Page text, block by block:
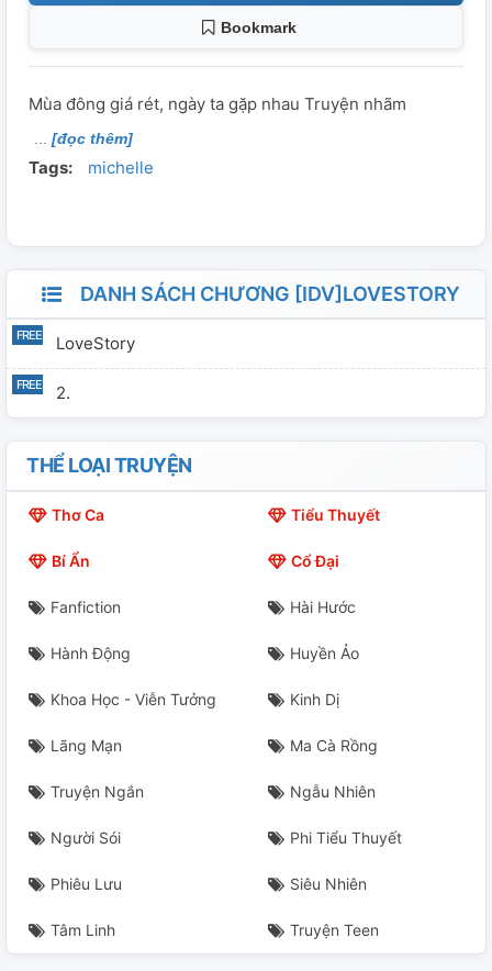
Bookmark
Mùa đông giá rét, ngày ta gặp nhau Truyện nhãm
[đọc thêm]
Tags: michelle
DANH SÁCH CHƯƠNG [IDV]LOVESTORY
LoveStory
2.
THỂ LOẠI TRUYỆN
Thơ Ca Tiểu Thuyết
Bí Ẩn Cổ Đại
Fanfiction Hài Hước
Hành Động Huyền Ảo
Khoa Học - Viễn Tưởng Kinh Dị
Lãng Mạn Ma Cà Rồng
Truyện Ngắn Ngẫu Nhiên
Người Sói Phi Tiểu Thuyết
Phiêu Lưu Siêu Nhiên
Tâm Linh Truyện Teen